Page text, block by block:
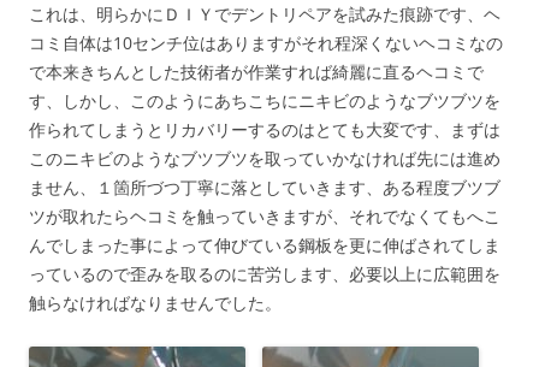
これは、明らかにＤＩＹでデントリペアを試みた痕跡です、ヘ
コミ自体は10センチ位はありますがそれ程深くないヘコミなの
で本来きちんとした技術者が作業すれば綺麗に直るヘコミで
す、しかし、このようにあちこちにニキビのようなブツブツを
作られてしまうとリカバリーするのはとても大変です、まずは
このニキビのようなブツブツを取っていかなければ先には進め
ません、１箇所づつ丁寧に落としていきます、ある程度ブツブ
ツが取れたらヘコミを触っていきますが、それでなくてもへこ
んでしまった事によって伸びている鋼板を更に伸ばされてしま
っているので歪みを取るのに苦労します、必要以上に広範囲を
触らなければなりませんでした。